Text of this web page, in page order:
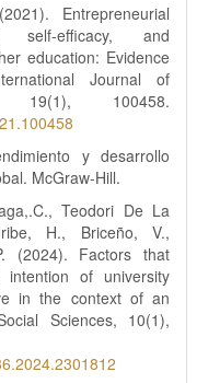
Entrepreneurial
self-efficacy, and
education: Evidence
Journal of
19(1), 100458.
y desarrollo
McGraw-Hill.
Teodori De La
H., Briceño, V.,
(2024). Factors that
intention of university
in the context of an
Sciences, 10(1),